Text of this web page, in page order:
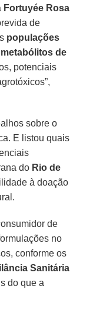
Fortuyée Rosa
de
populações
metabólitos de
potenciais
sobre o
E listou quais
do Rio de
à doação
de
no
conforme os
Sanitária
do que a